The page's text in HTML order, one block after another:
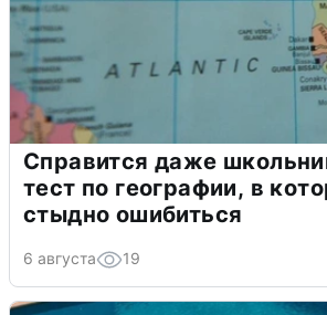
Справится даже
тест по географии, в
стыдно ошибиться
6 августа 19